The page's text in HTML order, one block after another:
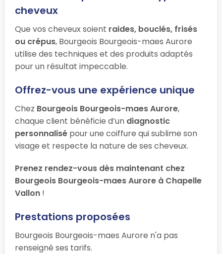
cheveux
Que vos cheveux soient raides, bouclés, frisés
ou crépus, Bourgeois Bourgeois-maes Aurore
utilise des techniques et des produits adaptés
pour un résultat impeccable.
Offrez-vous une expérience unique
Chez Bourgeois Bourgeois-maes Aurore,
chaque client bénéficie d’un diagnostic
personnalisé pour une coiffure qui sublime son
visage et respecte la nature de ses cheveux.
Prenez rendez-vous dès maintenant chez
Bourgeois Bourgeois-maes Aurore à Chapelle
Vallon !
Prestations proposées
Bourgeois Bourgeois-maes Aurore n'a pas
renseigné ses tarifs.